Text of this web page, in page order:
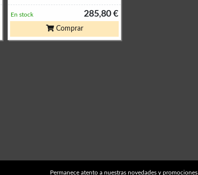
285,80 €
En stock
Comprar
Permanece atento a nuestras novedades y promociones